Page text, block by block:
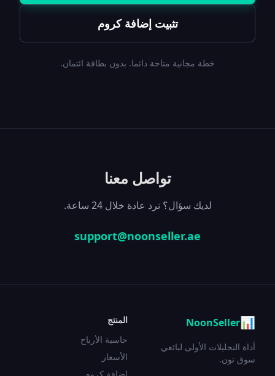
تثبيت إضافة كروم
خطة مجانية متاحة دائما. بدون بطاقة ائتمان.
تواصل معنا
لديك سؤال؟ نرد عادة خلال 24 ساعة.
support@noonseller.ae
📊
NoonSeller
أداة التحليلات الأولى لبائعي
سوق نون.
المنتج
حاسبة الأرباح
الأسعار